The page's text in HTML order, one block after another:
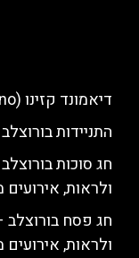
דיאמונד קזינו (Diamond Casino) ורוצלב
התניידות
חג סוכות
ולראות, אירועים
חג פסח
ולראות, אירועים